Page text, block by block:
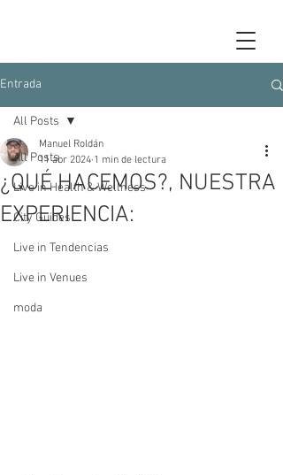
Entrada
All Posts
Live in Health & Wellness
City Guides
Live in Tendencias
Live in Venues
moda
All Posts
¿QUÉ HACEMOS?, NUESTRA
EXPERIENCIA:
Manuel Roldán
11 abr 2024 1 min de lectura